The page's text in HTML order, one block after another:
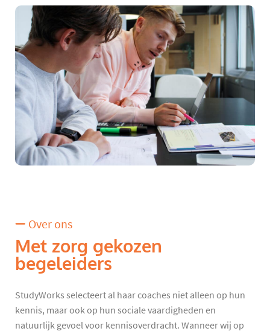
Over ons
Met zorg gekozen
begeleiders
StudyWorks selecteert al haar coaches niet alleen op hun
kennis, maar ook op hun sociale vaardigheden en
natuurlijk gevoel voor kennisoverdracht. Wanneer wij op